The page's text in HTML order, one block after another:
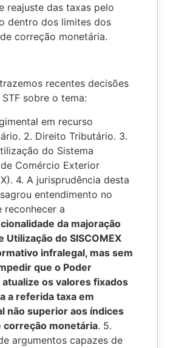
reajuste das taxas pelo
dentro dos limites dos
correção monetária.
recentes decisões
sobre o tema:
em recurso
2. Direito Tributário. 3.
do Sistema
Comércio Exterior
4. A jurisprudência desta
entendimento no
reconhecer a
da majoração
Utilização do SISCOMEX
infralegal, mas sem
que o Poder
os valores fixados
a referida taxa em
não superior aos índices
correção monetária. 5.
argumentos capazes de